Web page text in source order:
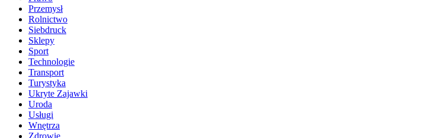
Przemysł
Rolnictwo
Siebdruck
Sklepy
Sport
Technologie
Transport
Turystyka
Ukryte Zajawki
Uroda
Usługi
Wnętrza